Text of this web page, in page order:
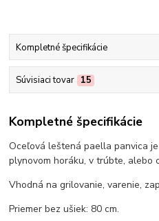
Kompletné špecifikácie
Súvisiaci tovar 15
Kompletné špecifikácie
Oceľová leštená paella panvica
plynovom horáku, v trúbte, alebo
Vhodná na grilovanie, varenie,
Priemer bez ušiek: 80 cm.